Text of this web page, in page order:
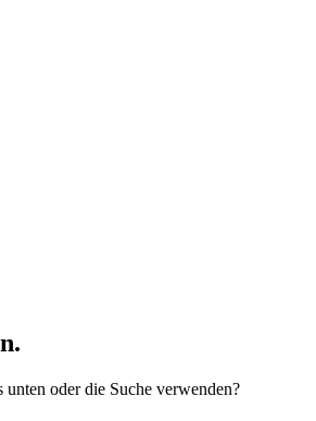
oder die Suche verwenden?